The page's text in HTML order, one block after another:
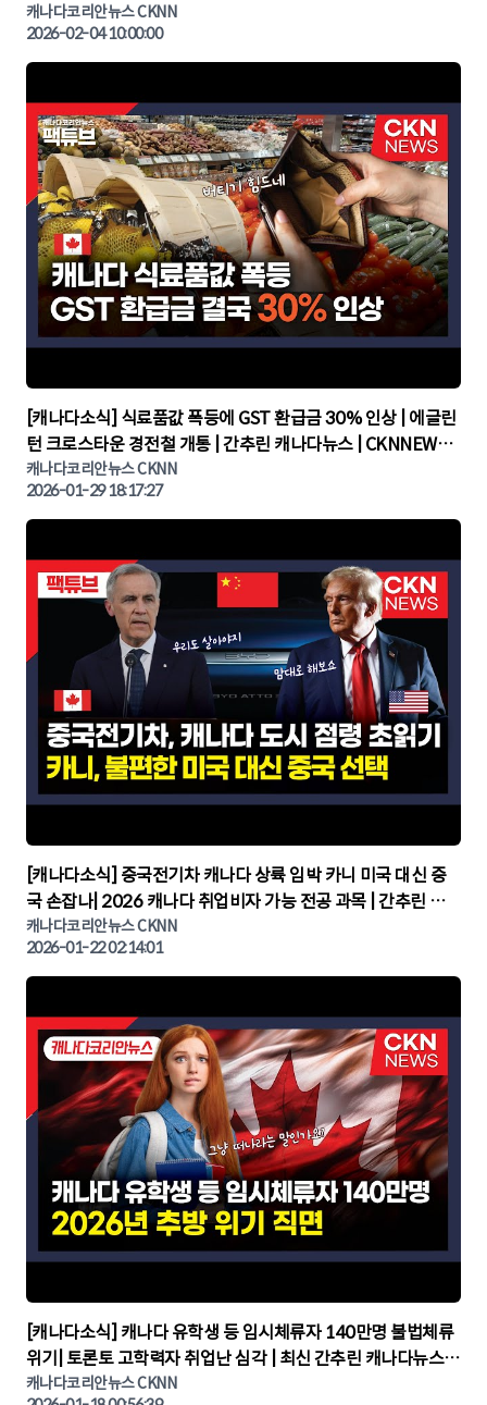
린 캐나다뉴스 | CKNNEWS, 캐나다코리안뉴스
캐나다코리안뉴스 CKNN
2026-02-04 10:00:00
▶
[캐나다소식] 식료품값 폭등에 GST 환급금 30% 인상 | 에글린
턴 크로스타운 경전철 개통 | 간추린 캐나다뉴스 | CKNNEWS,
캐나다코리안뉴스
캐나다코리안뉴스 CKNN
2026-01-29 18:17:27
▶
[캐나다소식] 중국전기차 캐나다 상륙 임박 카니 미국 대신 중
국 손잡나| 2026 캐나다 취업비자 가능 전공 과목 | 간추린 캐
나다뉴스 | CKNNEWS, 캐나다코리안뉴스
캐나다코리안뉴스 CKNN
2026-01-22 02:14:01
▶
[캐나다소식] 캐나다 유학생 등 임시체류자 140만명 불법체류
위기| 토론토 고학력자 취업난 심각 | 최신 간추린 캐나다뉴스 |
CKNNEWS, 캐나다코리안뉴스
캐나다코리안뉴스 CKNN